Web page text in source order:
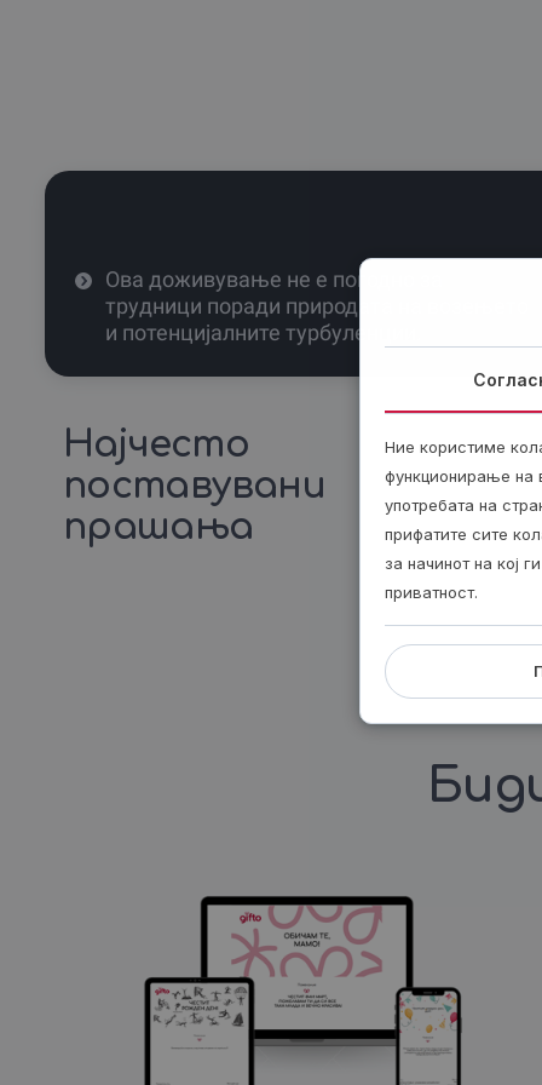
Ова доживување не е погодно за
трудници поради природата на возењето
и потенцијалните турбуленции.
Најчесто
поставувани
прашања
Ние користиме
функционирање на
употребата на
прифатите сите
за начинот на кој
приватност.